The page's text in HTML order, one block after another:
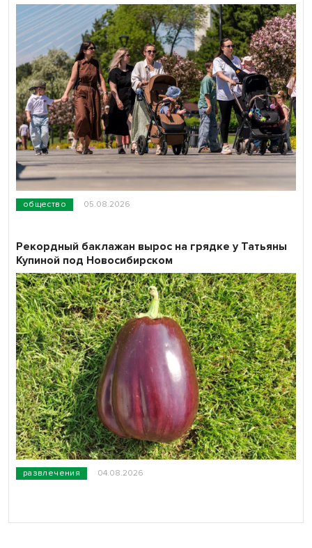
общество 05.08.2026
развлечения 04.08.2026
Рекордный баклажан вырос на грядке у Татьяны
Купиной под Новосибирском